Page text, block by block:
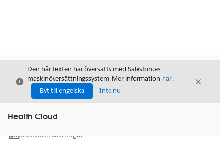
Stäng
Den här texten har översatts med Salesforces
maskinöversättningssystem. Mer information här.
Byt till engelska
Inte nu
Stäng
Health Cloud
Visa innehållsförteckning
Innehållsförteckningar